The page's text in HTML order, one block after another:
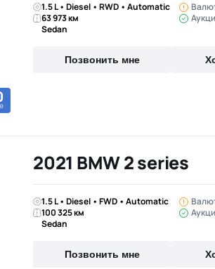
1.5 L • Diesel • RWD • Automatic
63 973 км
Sedan
Позвонить мне
2021 BMW 2 series
1.5 L • Diesel • FWD • Automatic
100 325 км
Sedan
Позвонить мне